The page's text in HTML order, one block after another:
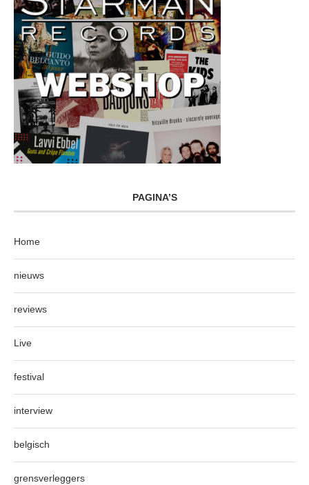
PAGINA’S
Home
nieuws
reviews
Live
festival
interview
belgisch
grensverleggers